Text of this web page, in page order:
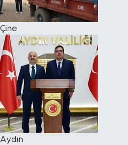
Çine
Aydın